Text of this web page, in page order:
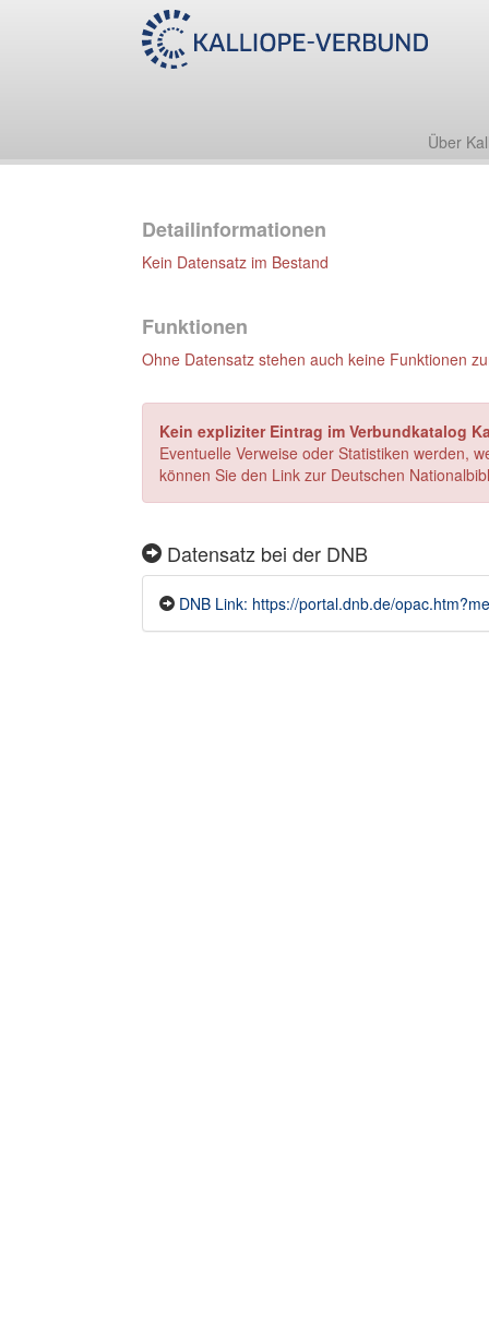
Über
Detailinformationen
Kein Datensatz im Bestand
Funktionen
Ohne Datensatz stehen auch keine Funktionen
Kein expliziter Eintrag im Verbundkatalog
Eventuelle Verweise oder Statistiken werden,
können Sie den Link zur Deutschen
Datensatz bei der DNB
DNB Link: https://portal.dnb.de/